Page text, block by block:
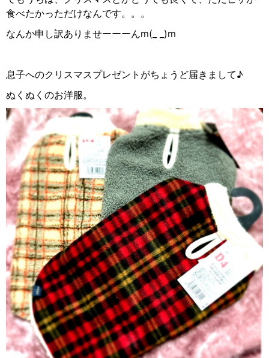
食べたかっただけなんです。。。
なんか申し訳ありませーーーんm(_ _)m
息子へのクリスマスプレゼントがちょうど届きまして♪
ぬくぬくのお洋服。